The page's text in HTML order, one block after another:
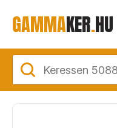
GAMMAKER.HU